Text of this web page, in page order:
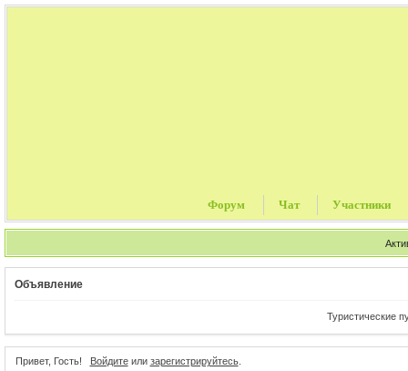
Форум Чат Участники
Объявление
Туристические
Привет, Гость! Войдитеили зарегистрируйтесь.